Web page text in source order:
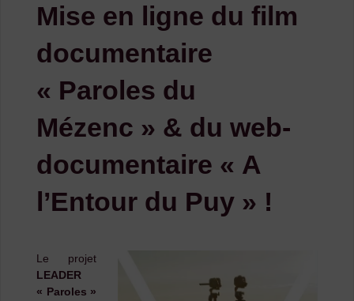
Mise en ligne du film
documentaire
« Paroles du
Mézenc » & du web-
documentaire « A
l’Entour du Puy » !
Le projet
LEADER
« Paroles »